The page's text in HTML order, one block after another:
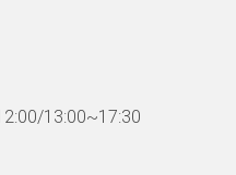
13:00~17:30